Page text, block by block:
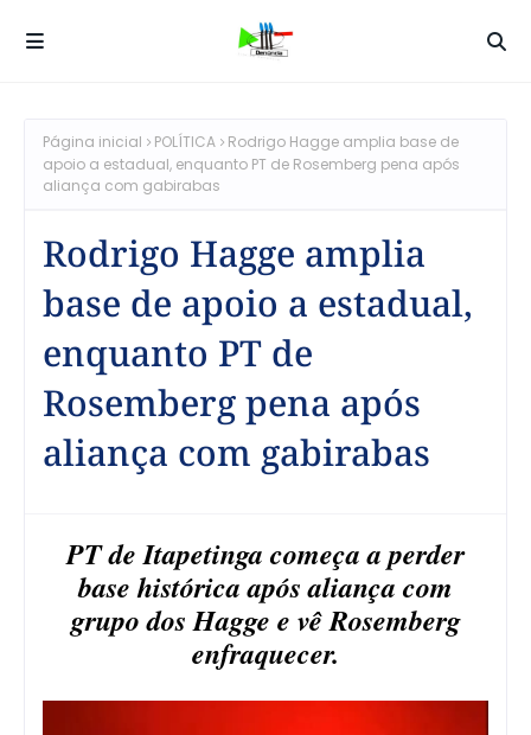
Página inicial POLÍTICA
Rodrigo Hagge amplia base de
apoio a estadual, enquanto PT de Rosemberg pena após
aliança com gabirabas
Rodrigo Hagge amplia
base de apoio a estadual,
enquanto PT de
Rosemberg pena após
aliança com gabirabas
PT de Itapetinga começa a perder
base histórica após aliança com
grupo dos Hagge e vê Rosemberg
enfraquecer.